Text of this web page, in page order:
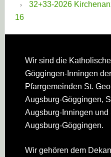
32+33-2026
16
Footer
Wir sind die
Göggingen-Inningen
Pfarrgemeinden St.
Augsburg-Göggingen,
Augsburg-Inningen
Augsburg-Göggingen.
Wir gehören dem